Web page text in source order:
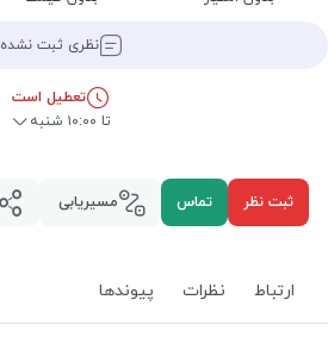
نظری ثبت نشده
تعطیل است
تا ۱۰:۰۰ شنبه
ثبت نظر تماس مسیریابی
ارتباط نظرات پیوند‌ها